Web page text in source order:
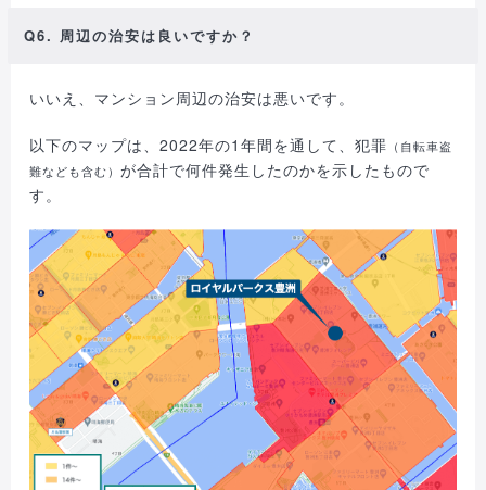
Q6. 周辺の治安は良いですか？
いいえ、マンション周辺の治安は悪いです。
以下のマップは、2022年の1年間を通して、犯罪 （自転車盗
難なども含む）が合計で何件発生したのかを示したもので
す。